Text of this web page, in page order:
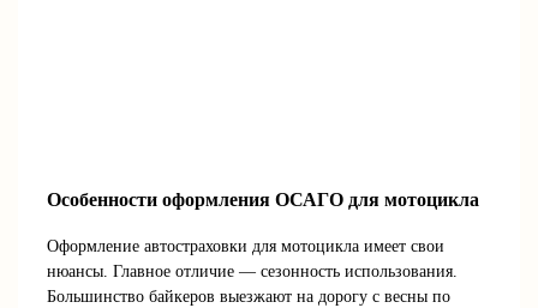
Особенности оформления ОСАГО для мотоцикла
Оформление автостраховки для мотоцикла имеет свои
нюансы. Главное отличие — сезонность использования.
Большинство байкеров выезжают на дорогу с весны по